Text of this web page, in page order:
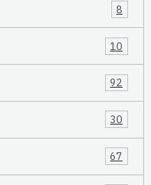
8
10
92
30
67